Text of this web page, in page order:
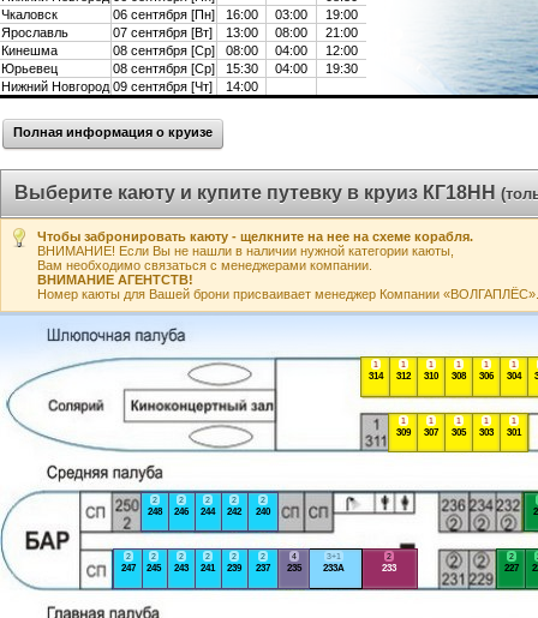
Чкаловск
06 сентября [Пн] 16:00 03:00
19:00
Ярославль
07 сентября [Вт] 13:00 08:00
21:00
Кинешма
08 сентября [Ср] 08:00 04:00
12:00
Юрьевец
08 сентября [Ср] 15:30 04:00
19:30
Нижний Новгород 09 сентября [Чт] 14:00
Полная информация о круизе
Выберите каюту и купите путевку в круиз КГ18НН
Чтобы забронировать каюту - щелкните на нее на схеме корабля.
ВНИМАНИЕ! Если Вы не нашли в наличии нужной категории каюты,
Вам необходимо связаться с менеджерами компании.
ВНИМАНИЕ АГЕНТСТВ!
Номер каюты для Вашей брони присваивает менеджер Компании «ВОЛГАПЛЁС».
2
227
2
233
3+1
233А
4
235
2
237
2
239
2
240
2
241
2
242
2
243
2
244
2
245
2
246
2
247
2
248
1
301
1
303
1
304
1
305
1
306
1
307
1
308
1
309
1
310
1
312
1
314